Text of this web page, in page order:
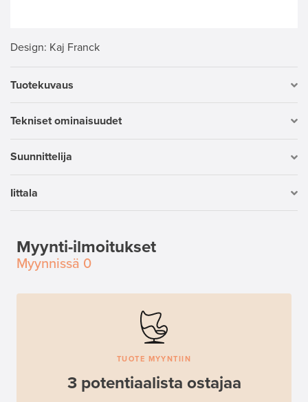
Design: Kaj Franck
Tuotekuvaus
Tekniset ominaisuudet
Suunnittelija
Iittala
Myynti-ilmoitukset
Myynnissä 0
TUOTE MYYNTIIN
3 potentiaalista ostajaa